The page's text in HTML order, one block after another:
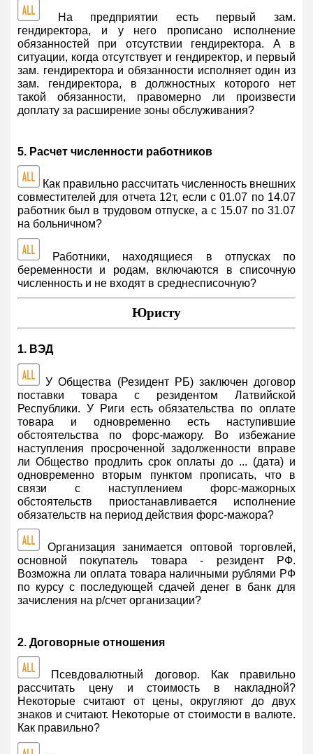
На предприятии есть первый зам.
гендиректора, и у него прописано исполнение
обязанностей при отсутствии гендиректора. А в
ситуации, когда отсутствует и гендиректор, и первый
зам. гендиректора и обязанности исполняет один из
зам. гендиректора, в должностных которого нет
такой обязанности, правомерно ли произвести
доплату за расширение зоны обслуживания?
5. Расчет численности работников
Как правильно рассчитать численность внешних
совместителей для отчета 12т, если с 01.07 по 14.07
работник был в трудовом отпуске, а с 15.07 по 31.07
на больничном?
Работники, находящиеся в отпусках по
беременности и родам, включаются в списочную
численность и не входят в среднесписочную?
Юристу
1. ВЭД
У Общества (Резидент РБ) заключен договор
поставки товара с резидентом Латвийской
Республики. У Риги есть обязательства по оплате
товара и одновременно есть наступившие
обстоятельства по форс-мажору. Во избежание
наступления просроченной задолженности вправе
ли Общество продлить срок оплаты до ... (дата) и
одновременно вторым пунктом прописать, что в
связи с наступлением форс-мажорных
обстоятельств приостанавливается исполнение
обязательств на период действия форс-мажора?
Организация занимается оптовой торговлей,
основной покупатель товара - резидент РФ.
Возможна ли оплата товара наличными рублями РФ
по курсу с последующей сдачей денег в банк для
зачисления на р/счет организации?
2. Договорные отношения
Псевдовалютный договор. Как правильно
рассчитать цену и стоимость в накладной?
Некоторые считают от цены, округляют до двух
знаков и считают. Некоторые от стоимости в валюте.
Как правильно?